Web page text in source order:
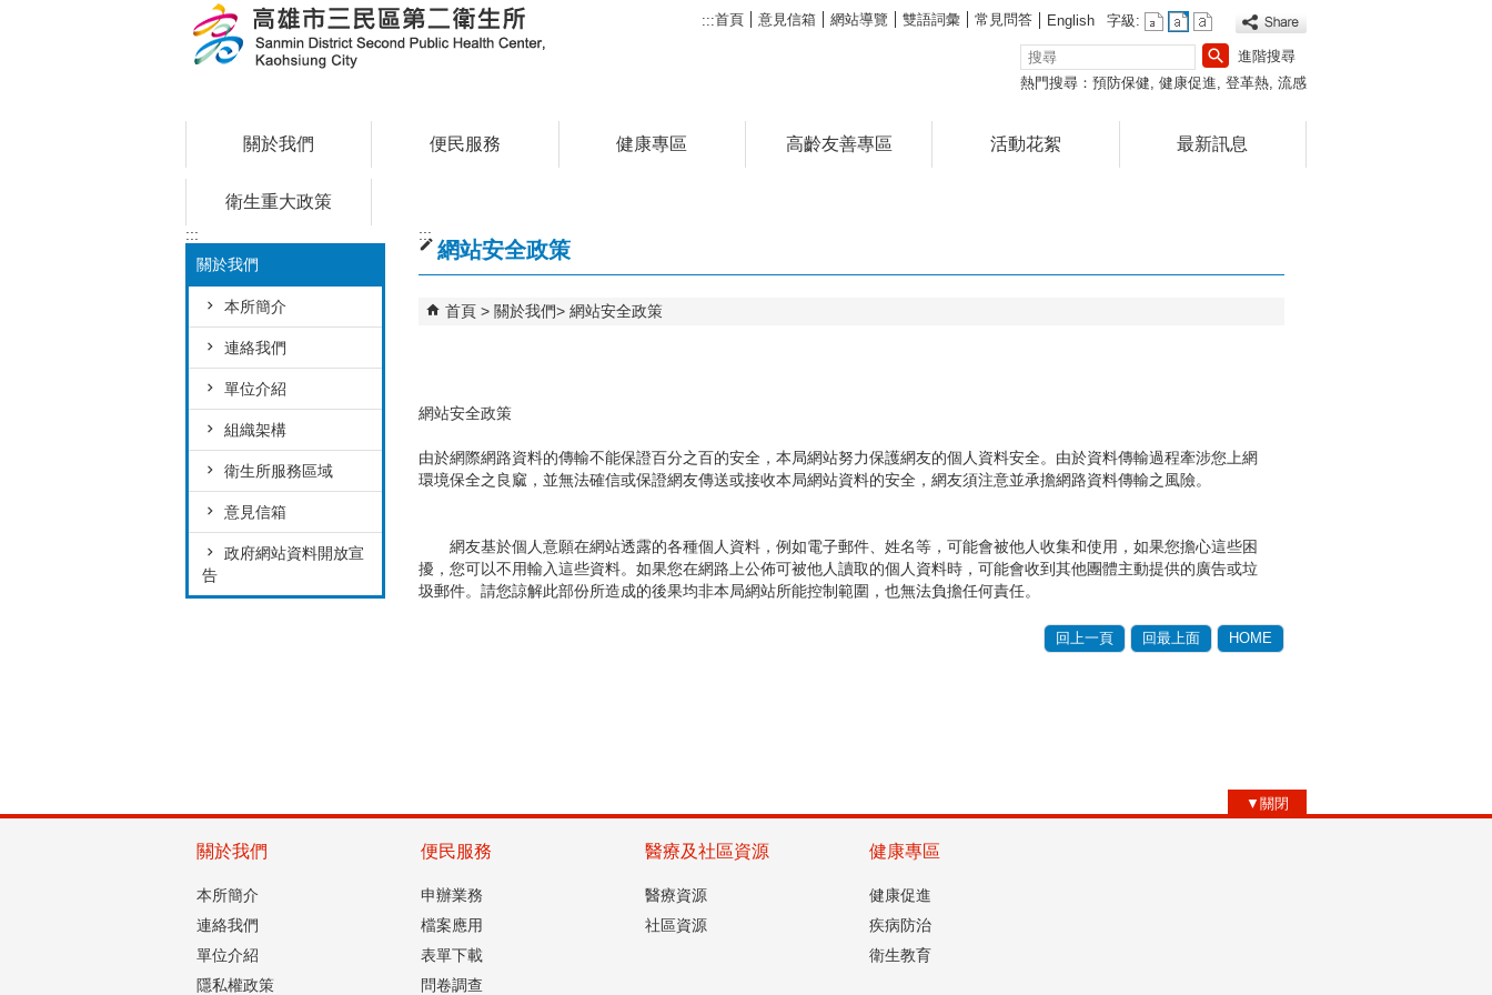
:::首頁 意見信箱 網站導覽 雙語詞彙 常見問答 English
字級:
搜
尋
進階搜尋
熱門搜尋： 預防保健 健康促進 登革熱 流感
關於我們 便民服務 健康專區 高齡友善專區 活動花絮 最新訊息
衛生重大政策
:::
關於我們
本所簡介
連絡我們
單位介紹
組織架構
衛生所服務區域
意見信箱
政府網站資料開放宣
告
:::
網站安全政策
首頁 關於我們 網站安全政策
網站安全政策
由於網際網路資料的傳輸不能保證百分之百的安全，本局網站努力保護網友的個人資料安全。由於資料傳輸過程牽涉您上網
環境保全之良窳，並無法確信或保證網友傳送或接收本局網站資料的安全，網友須注意並承擔網路資料傳輸之風險。
網友基於個人意願在網站透露的各種個人資料，例如電子郵件、姓名等，可能會被他人收集和使用，如果您擔心這些困
擾，您可以不用輸入這些資料。如果您在網路上公佈可被他人讀取的個人資料時，可能會收到其他團體主動提供的廣告或垃
圾郵件。請您諒解此部份所造成的後果均非本局網站所能控制範圍，也無法負擔任何責任。
回上一頁 回最上面 HOME
▼關閉
關於我們
本所簡介
連絡我們
單位介紹
隱私權政策
便民服務
申辦業務
檔案應用
表單下載
問卷調查
醫療及社區資源
醫療資源
社區資源
健康專區
健康促進
疾病防治
衛生教育